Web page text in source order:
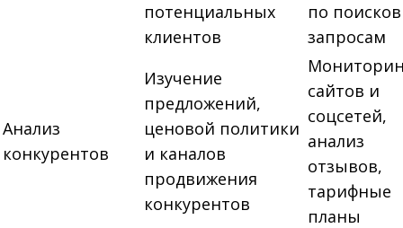
потенциальных
клиентов
по
запросам
Анализ
конкурентов
Изучение
предложений,
ценовой политики
и каналов
продвижения
конкурентов
сайтов и
соцсетей,
анализ
отзывов,
тарифные
планы